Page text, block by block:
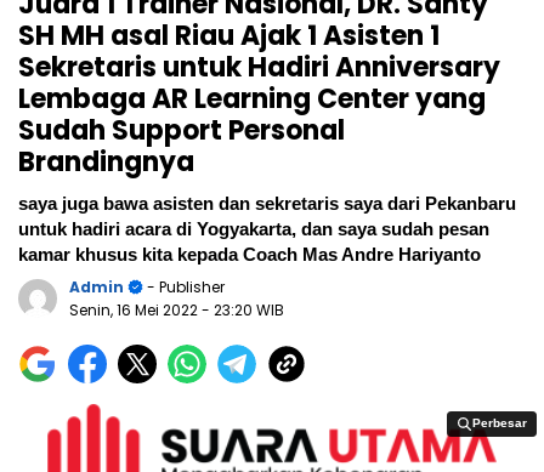
SH MH asal Riau Ajak 1 Asisten 1
Sekretaris untuk Hadiri Anniversary
Lembaga AR Learning Center yang
Sudah Support Personal
Brandingnya
saya juga bawa asisten dan sekretaris saya dari Pekanbaru
untuk hadiri acara di Yogyakarta, dan saya sudah pesan
kamar khusus kita kepada Coach Mas Andre Hariyanto
Admin
- Publisher
Senin, 16 Mei 2022- 23:20 WIB
Perbesar
Perbesar